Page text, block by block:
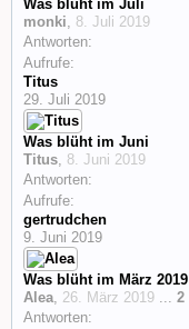
Was blüht im Juli
monki, 8. Juli 2019
Antworten:
Aufrufe:
Titus
29. Juli 2019
Was blüht im Juni
Titus, 8. Juni 2019
Antworten:
Aufrufe:
gertrudchen
9. Juni 2019
Was blüht im März 2019
Alea, 26. März 2019 ... 2
Antworten: